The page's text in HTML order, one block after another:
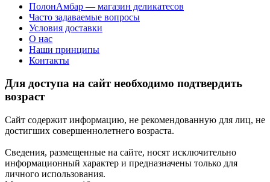
ПолонАмбар — магазин деликатесов
Часто задаваемые вопросы
Условия доставки
О нас
Наши принципы
Контакты
Для доступа на сайт необходимо подтвердить
возраст
Сайт содержит информацию, не рекомендованную для лиц, не
достигших совершеннолетнего возраста.
Сведения, размещенные на сайте, носят исключительно
информационный характер и предназначены только для
личного использования.